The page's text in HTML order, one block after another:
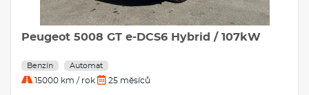
Peugeot 5008 GT e-DCS6 Hybrid / 107kW
Benzín Automat
15000 km / rok 25 měsíců